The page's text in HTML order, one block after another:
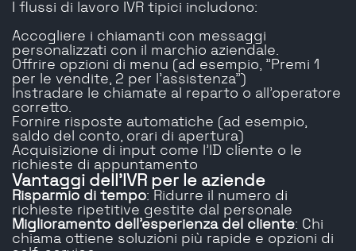
I flussi di lavoro IVR tipici includono:
Accogliere i chiamanti con messaggi
personalizzati con il marchio aziendale.
Offrire opzioni di menu (ad esempio, "Premi 1
per le vendite, 2 per l'assistenza")
Instradare le chiamate al reparto o all'operatore
corretto.
Fornire risposte automatiche (ad esempio,
saldo del conto, orari di apertura)
Acquisizione di input come l'ID cliente o le
richieste di appuntamento
Vantaggi dell'IVR per le aziende
Risparmio di tempo: Ridurre il numero di
richieste ripetitive gestite dal personale
Miglioramento dell'esperienza del cliente: Chi
chiama ottiene soluzioni più rapide e opzioni di